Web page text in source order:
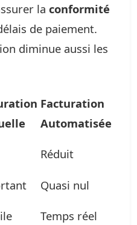
la conformité
de paiement.
diminue aussi les
Facturation
Automatisée
Réduit
Quasi nul
Temps réel